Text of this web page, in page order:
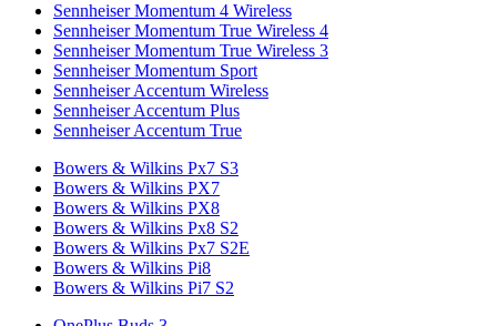
Sennheiser Momentum 4 Wireless
Sennheiser Momentum True Wireless 4
Sennheiser Momentum True Wireless 3
Sennheiser Momentum Sport
Sennheiser Accentum Wireless
Sennheiser Accentum Plus
Sennheiser Accentum True
Bowers & Wilkins Px7 S3
Bowers & Wilkins PX7
Bowers & Wilkins PX8
Bowers & Wilkins Px8 S2
Bowers & Wilkins Px7 S2E
Bowers & Wilkins Pi8
Bowers & Wilkins Pi7 S2